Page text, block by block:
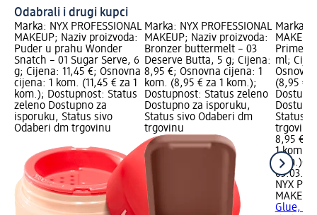
Odabrali i drugi kupci
Marka: NYX PROFESSIONAL
MAKEUP; Naziv proizvoda:
Puder u prahu Wonder
Snatch – 01 Sugar Serve, 6
g; Cijena: 11,45 €; Osnovna
cijena: 1 kom. (11,45 € za 1
kom.); Dostupnost: Status
zeleno Dostupno za
isporuku, Status sivo
Odaberi dm trgovinu
Marka: NYX PROFESSIONAL
MAKEUP; Naziv proizvoda:
Bronzer buttermelt – 03
Deserve Butta, 5 g; Cijena:
8,95 €; Osnovna cijena: 1
kom. (8,95 € za 1 kom.);
Dostupnost: Status zeleno
Dostupno za isporuku,
Status sivo Odaberi dm
trgovinu
Marka:
Primer
ml;
(8,95 €
Status
trgovinu
8,95 €
1 kom.
kom.)
NYX
MAKEUP
Glue, 35